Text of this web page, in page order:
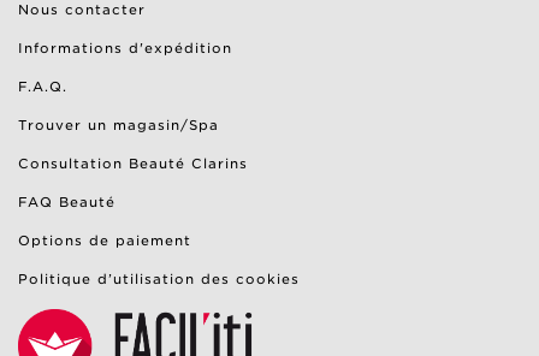
Nous contacter
Informations d'expédition
F.A.Q.
Trouver un magasin/Spa
Consultation Beauté Clarins
FAQ Beauté
Options de paiement
Politique d’utilisation des cookies